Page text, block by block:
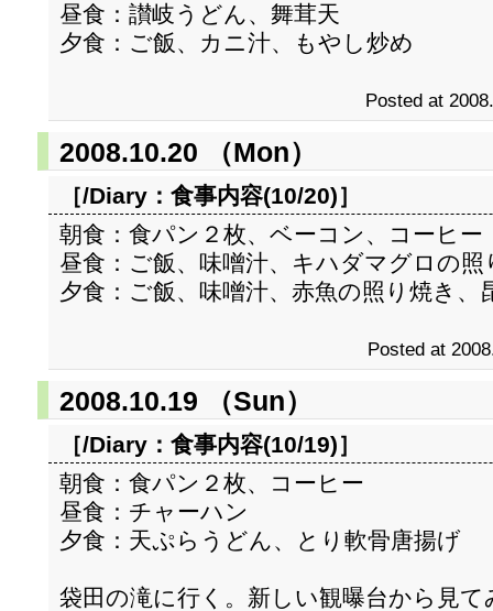
昼食：讃岐うどん、舞茸天
夕食：ご飯、カニ汁、もやし炒め
Posted at
2008.10.20 （Mon）
［/Diary： 食事内容(10/20)］
朝食：食パン２枚、ベーコン、コーヒー
昼食：ご飯、味噌汁、キハダマグロの照
夕食：ご飯、味噌汁、赤魚の照り焼き、
Posted at
2008.10.19 （Sun）
［/Diary： 食事内容(10/19)］
朝食：食パン２枚、コーヒー
昼食：チャーハン
夕食：天ぷらうどん、とり軟骨唐揚げ
袋田の滝に行く。新しい観曝台から見